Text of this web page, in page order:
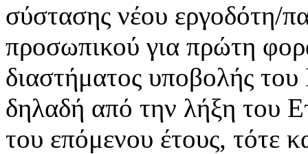
σύστασης νέου εργοδότη/
προσωπικού για πρώτη
διαστήματος υποβολής
δηλαδή από την λήξη του
του επόμενου έτους, τότε